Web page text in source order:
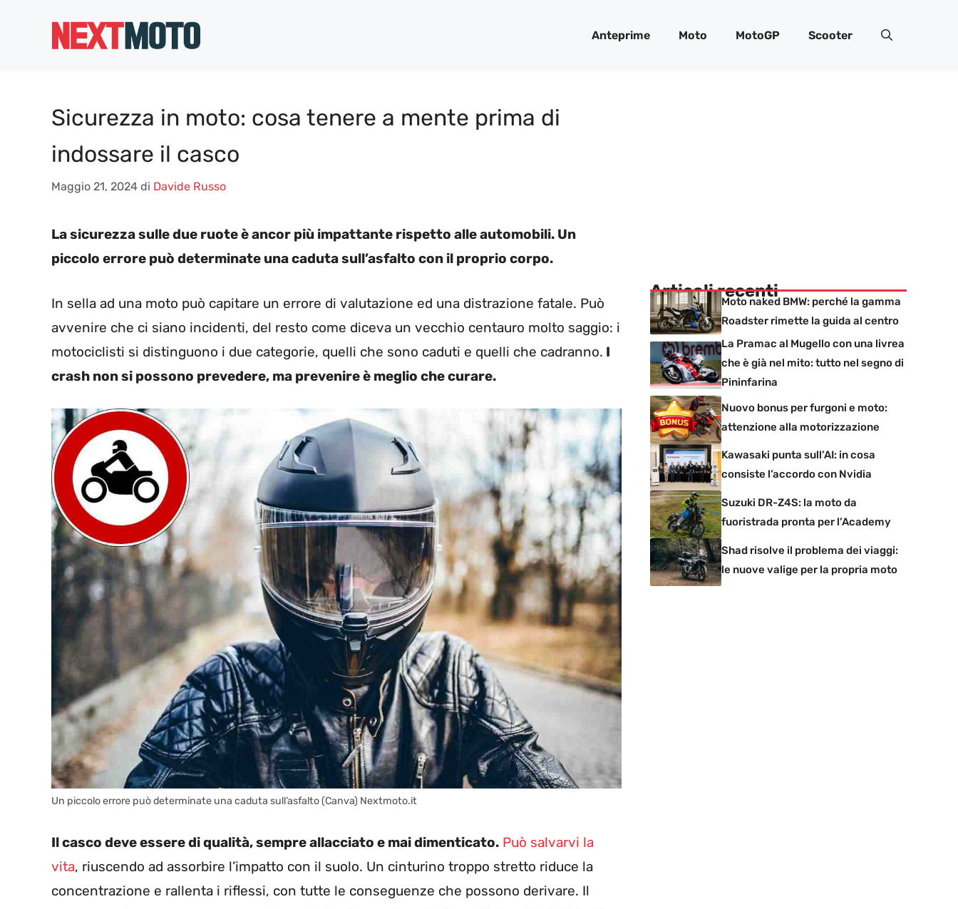
Anteprime Moto MotoGP Scooter
Sicurezza in moto: cosa tenere a mente prima di
indossare il casco
Maggio 21, 2024 di Davide Russo
La sicurezza sulle due ruote è ancor più impattante rispetto alle automobili. Un
piccolo errore può determinate una caduta sull’asfalto con il proprio corpo.
In sella ad una moto può capitare un errore di valutazione ed una distrazione fatale. Può
avvenire che ci siano incidenti, del resto come diceva un vecchio centauro molto saggio: i
motociclisti si distinguono i due categorie, quelli che sono caduti e quelli che cadranno. I
crash non si possono prevedere, ma prevenire è meglio che curare.
Un piccolo errore può determinate una caduta sull’asfalto (Canva) Nextmoto.it
Il casco deve essere di qualità, sempre allacciato e mai dimenticato. Può salvarvi la
vita, riuscendo ad assorbire l’impatto con il suolo. Un cinturino troppo stretto riduce la
concentrazione e rallenta i riflessi, con tutte le conseguenze che possono derivare. Il
Articoli recenti
Moto naked BMW: perché la gamma
Roadster rimette la guida al centro
La Pramac al Mugello con una livrea
che è già nel mito: tutto nel segno di
Pininfarina
Nuovo bonus per furgoni e moto:
attenzione alla motorizzazione
Kawasaki punta sull’AI: in cosa
consiste l’accordo con Nvidia
Suzuki DR-Z4S: la moto da
fuoristrada pronta per l’Academy
Shad risolve il problema dei viaggi:
le nuove valige per la propria moto